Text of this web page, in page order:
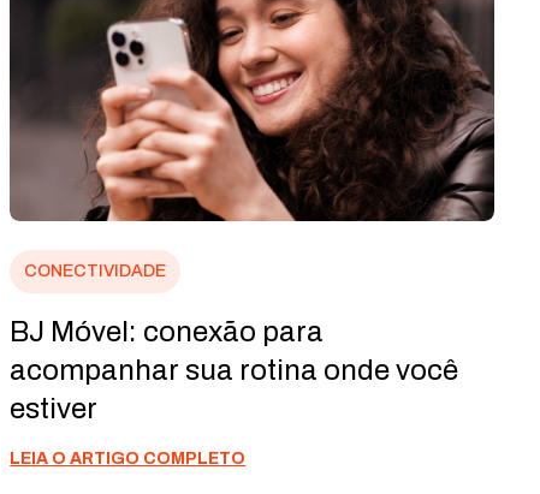
CONECTIVIDADE
BJ Móvel: conexão para
acompanhar sua rotina onde você
estiver
LEIA O ARTIGO COMPLETO